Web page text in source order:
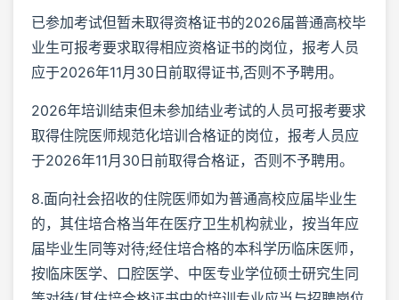
已参加考试但暂未取得资格证书的2026届普通高校毕
业生可报考要求取得相应资格证书的岗位，报考人员
应于2026年11月30日前取得证书,否则不予聘用。
2026年培训结束但未参加结业考试的人员可报考要求
取得住院医师规范化培训合格证的岗位，报考人员应
于2026年11月30日前取得合格证，否则不予聘用。
8.面向社会招收的住院医师如为普通高校应届毕业生
的，其住培合格当年在医疗卫生机构就业，按当年应
届毕业生同等对待;经住培合格的本科学历临床医师，
按临床医学、口腔医学、中医专业学位硕士研究生同